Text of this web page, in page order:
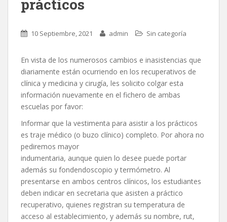
prácticos
10 Septiembre, 2021 admin Sin categoría
En vista de los numerosos cambios e inasistencias que
diariamente están ocurriendo en los recuperativos de
clínica y medicina y cirugía, les solicito colgar esta
información nuevamente en el fichero de ambas
escuelas por favor:
Informar que la vestimenta para asistir a los prácticos
es traje médico (o buzo clínico) completo. Por ahora no
pediremos mayor
indumentaria, aunque quien lo desee puede portar
además su fondendoscopio y termómetro. Al
presentarse en ambos centros clínicos, los estudiantes
deben indicar en secretaria que asisten a práctico
recuperativo, quienes registran su temperatura de
acceso al establecimiento, y además su nombre, rut,